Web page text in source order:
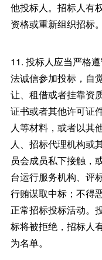
他投标人。招标人有
资格或重新组织招标。
11. 投标人应当严格
法诚信参加投标，自
让、租借或者挂靠资
证书或者其他许可证
人等材料，或者以其
人、招标代理机构或
员会成员私下接触，
台运行服务机构、评
行贿谋取中标；不得
正常招标投标活动。
标将被拒绝，招标人
为名单。